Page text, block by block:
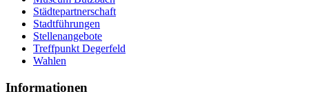
Städtepartnerschaft
Stadtführungen
Stellenangebote
Treffpunkt Degerfeld
Wahlen
Informationen